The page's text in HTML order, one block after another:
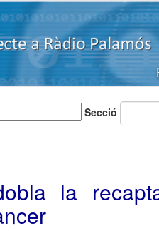
Secció
la